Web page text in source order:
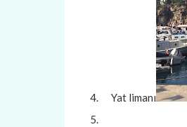
Yat limanı